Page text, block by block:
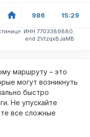
986 15:29
ИНН 7703389880.
erid 2VtzqxBJaMB
маршруту – это
могут возникнуть
быстро
Не упускайте
все сложные